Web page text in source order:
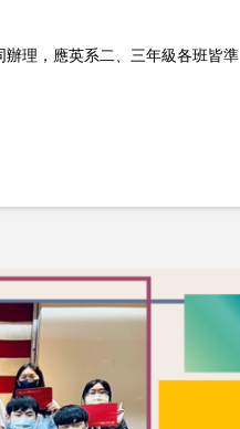
辦理，應英系二、三年級各班皆準